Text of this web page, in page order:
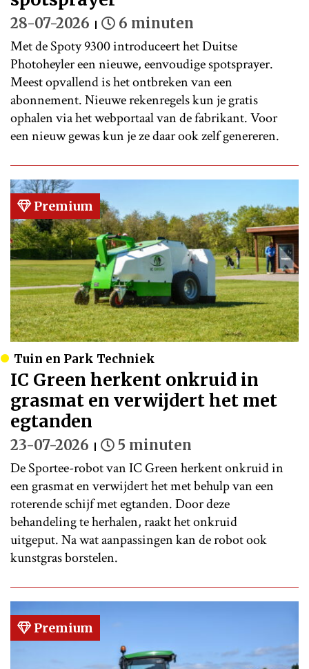
28-07-2026 6 minuten
Met de Spoty 9300 introduceert het Duitse
Photoheyler een nieuwe, eenvoudige spotsprayer.
Meest opvallend is het ontbreken van een
abonnement. Nieuwe rekenregels kun je gratis
ophalen via het webportaal van de fabrikant. Voor
een nieuw gewas kun je ze daar ook zelf genereren.
Premium
Tuin en Park Techniek
IC Green herkent onkruid in
grasmat en verwijdert het met
egtanden
23-07-2026 5 minuten
De Sportee-robot van IC Green herkent onkruid in
een grasmat en verwijdert het met behulp van een
roterende schijf met egtanden. Door deze
behandeling te herhalen, raakt het onkruid
uitgeput. Na wat aanpassingen kan de robot ook
kunstgras borstelen.
Premium